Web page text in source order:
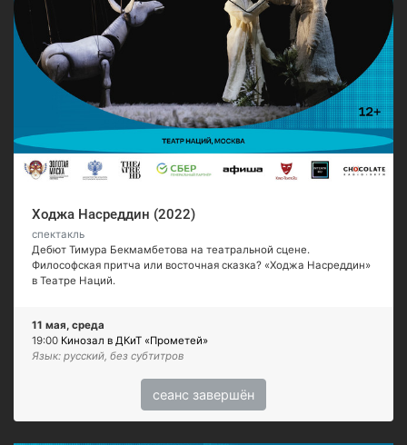
Ходжа Насреддин (2022)
спектакль
Дебют Тимура Бекмамбетова на театральной сцене.
Философская притча или восточная сказка? «Ходжа Насреддин»
в Театре Наций.
11 мая, среда
19:00 Кинозал в ДКиТ «Прометей»
Язык: русский, без субтитров
сеанс завершён